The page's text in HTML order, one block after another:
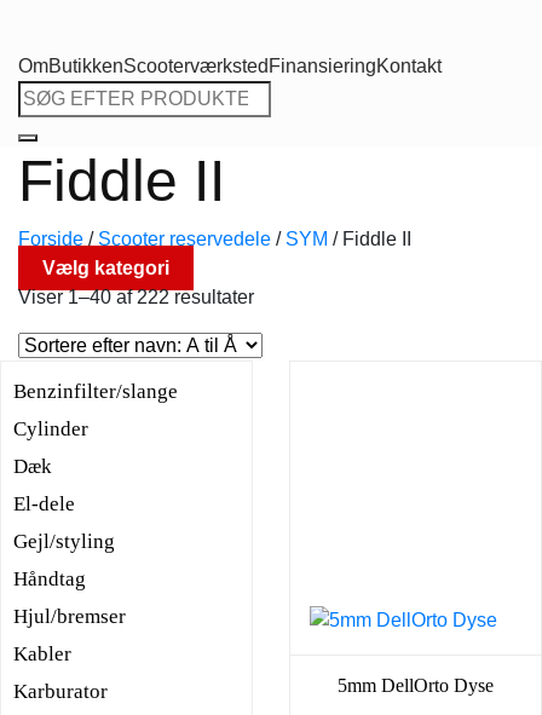
OmButikkenScooterværksted FinansieringKontakt
Søg
efter:
Fiddle II
Forside / Scooter reservedele / SYM /Fiddle II
Vælg kategori
Viser 1–40 af 222 resultater
Benzinfilter/slange
Cylinder
Dæk
El-dele
Gejl/styling
Håndtag
Hjul/bremser
Kabler
Karburator
5mm DellOrto Dyse